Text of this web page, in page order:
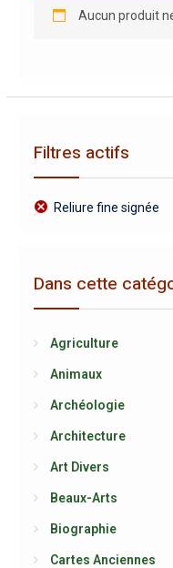
Aucun produit
Filtres actifs
Reliure fine signée
Dans cette
Agriculture
Animaux
Archéologie
Architecture
Art Divers
Beaux-Arts
Biographie
Cartes Anciennes